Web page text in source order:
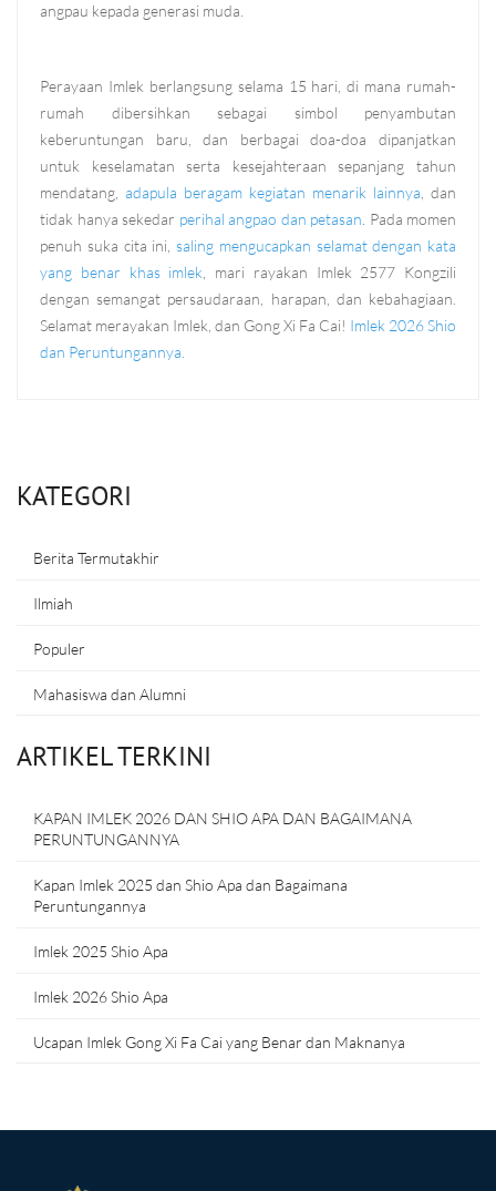
angpau kepada generasi muda.
Perayaan Imlek berlangsung selama 15 hari, di mana rumah-
rumah dibersihkan sebagai simbol penyambutan
keberuntungan baru, dan berbagai doa-doa dipanjatkan
untuk keselamatan serta kesejahteraan sepanjang tahun
mendatang, adapula beragam kegiatan menarik lainnya , dan
tidak hanya sekedar perihal angpao dan petasan . Pada momen
penuh suka cita ini, saling mengucapkan selamat dengan kata
yang benar khas imlek , mari rayakan Imlek 2577 Kongzili
dengan semangat persaudaraan, harapan, dan kebahagiaan.
Selamat merayakan Imlek, dan Gong Xi Fa Cai! Imlek 2026 Shio
dan Peruntungannya.
KATEGORI
Berita Termutakhir
Ilmiah
Populer
Mahasiswa dan Alumni
ARTIKEL TERKINI
KAPAN IMLEK 2026 DAN SHIO APA DAN BAGAIMANA
PERUNTUNGANNYA
Kapan Imlek 2025 dan Shio Apa dan Bagaimana
Peruntungannya
Imlek 2025 Shio Apa
Imlek 2026 Shio Apa
Ucapan Imlek Gong Xi Fa Cai yang Benar dan Maknanya